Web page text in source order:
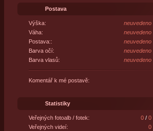
Postava
Výška:
neuvedeno
Váha:
neuvedeno
Postava::
neuvedeno
Barva očí:
neuvedeno
Barva vlasů:
neuvedeno
Komentář k mé postavě:
Statistiky
Veřejných fotoalb / fotek: 0/ 0
Veřejných videí:
0